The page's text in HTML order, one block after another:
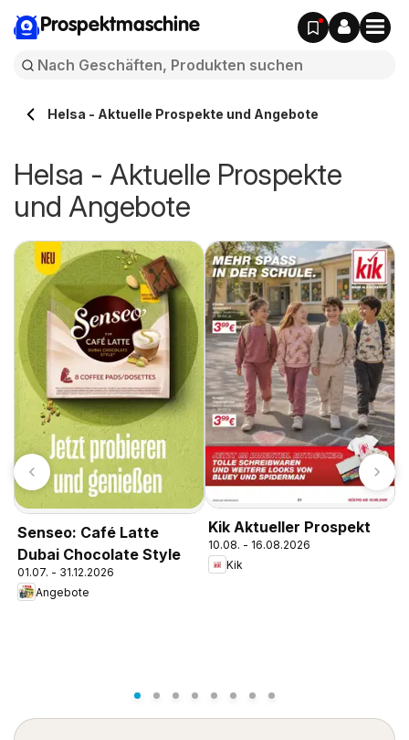
Prospektmaschine
Helsa - Aktuelle Prospekte und Angebote
Helsa - Aktuelle Prospekte
und Angebote
Senseo: Café Latte
Dubai Chocolate Style
01.07. - 31.12.2026
Angebote
Kik Aktueller Prospekt
10.08. - 16.08.2026
Kik